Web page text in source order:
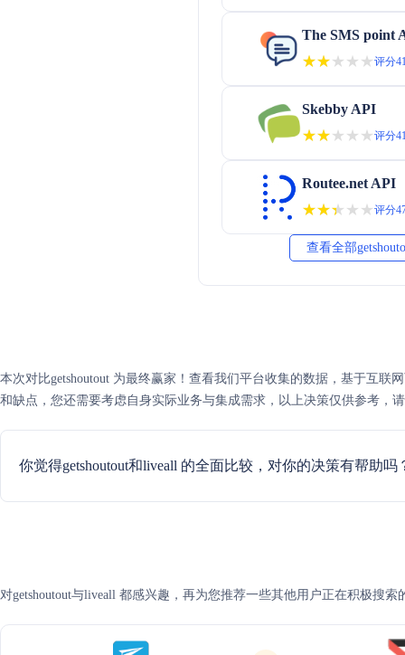
The SMS point
★★★★★
★★★★★评分
Skebby API
★★★★★
★★★★★评分
Routee.net API
★★★★★
★★★★★评分
查看全部
本次对比getshoutout 为最终赢家！查看我们平台收集的数据，基于互联
和缺点，您还需要考虑自身实际业务与集成需求，以上决策仅供参考，
你觉得getshoutout和liveall 的全面比较，对你的决策有帮助吗
对getshoutout与liveall 都感兴趣，再为您推荐一些其他用户正在积极搜索